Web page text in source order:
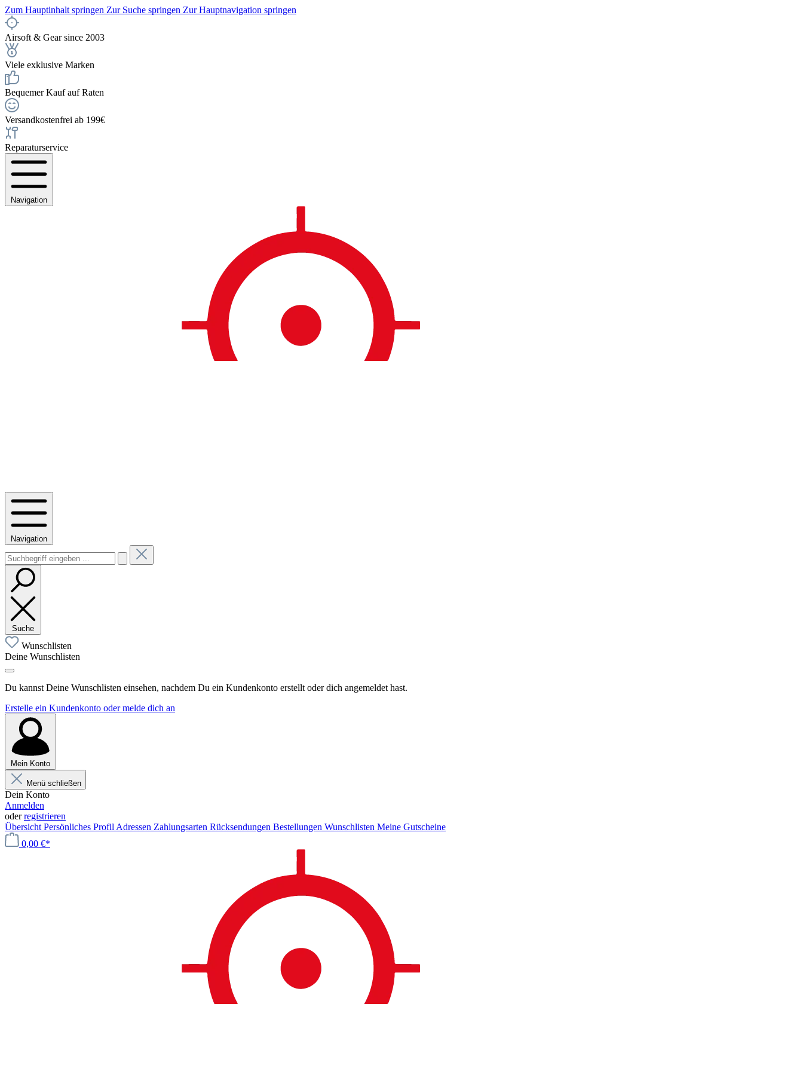
Zum Hauptinhalt springen Zur Suche springen Zur Hauptnavigation springen
Airsoft & Gear since 2003
Viele exklusive Marken
Bequemer Kauf auf Raten
Versandkostenfrei ab 199€
Reparaturservice
Navigation
Navigation
Suche
Wunschlisten
Deine Wunschlisten
Du kannst Deine Wunschlisten einsehen, nachdem Du ein Kundenkonto erstellt oder dich angemeldet hast.
Erstelle ein Kundenkonto oder melde dich an
Mein Konto
Menü schließen
Dein Konto
Anmelden
oderregistrieren
Übersicht Persönliches Profil Adressen Zahlungsarten Rücksendungen Bestellungen Wunschlisten Meine Gutscheine
0,00 €*